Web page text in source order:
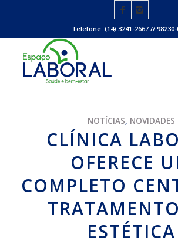
Telefone: (14) 3241-2667 // 98230-
NOTÍCIAS, NOVIDADES
CLÍNICA
OFERECE
COMPLETO
ESTÉTICA